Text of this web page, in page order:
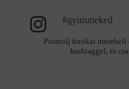
#gyuruneked
Posztolj fotókat
hashtaggel, és